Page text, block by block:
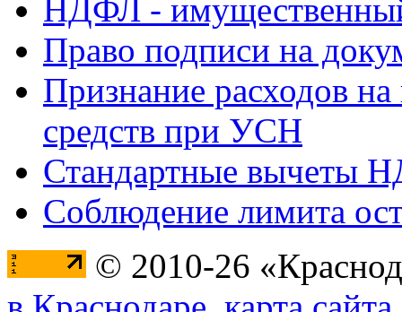
НДФЛ -
Право подписи на
Признание расходов
средств при УСН
Стандартные вычеты
Соблюдение лимита
© 2010-26